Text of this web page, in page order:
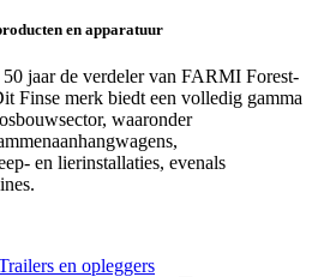
en apparatuur
jaar de verdeler van FARMI Forest-
Finse merk biedt een volledig gamma
waaronder
en lierinstallaties, evenals
en opleggers